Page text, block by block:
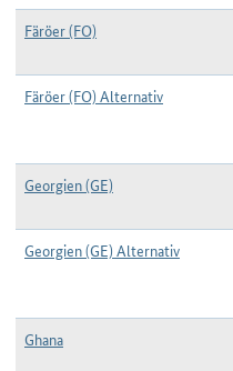
Färöer (FO)
Färöer (FO) Alternativ
Georgien (GE)
Georgien (GE) Alternativ
Ghana